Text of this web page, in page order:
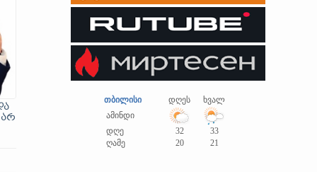
თბილისი დღეს
ხვალ
ამინდი
დღე
32
33
ღამე
20 21